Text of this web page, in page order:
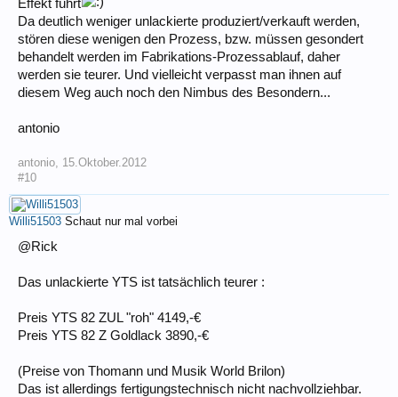
Effekt führt
Da deutlich weniger unlackierte produziert/verkauft werden,
stören diese wenigen den Prozess, bzw. müssen gesondert
behandelt werden im Fabrikations-Prozessablauf, daher
werden sie teurer. Und vielleicht verpasst man ihnen auf
diesem Weg auch noch den Nimbus des Besondern...
antonio
antonio 15.Oktober.2012
#10
Willi51503 Schaut nur mal vorbei
@Rick
Das unlackierte YTS ist tatsächlich teurer :
Preis YTS 82 ZUL "roh" 4149,-€
Preis YTS 82 Z Goldlack 3890,-€
(Preise von Thomann und Musik World Brilon)
Das ist allerdings fertigungstechnisch nicht nachvollziehbar.